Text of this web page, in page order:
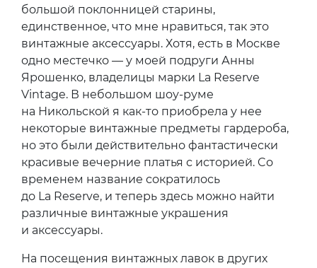
большой поклонницей старины,
единственное, что мне нравиться, так это
винтажные аксессуары. Хотя, есть в Москве
одно местечко — у моей подруги Анны
Ярошенко, владелицы марки La Reserve
Vintage. В небольшом шоу-руме
на Никольской я как-то приобрела у нее
некоторые винтажные предметы гардероба,
но это были действительно фантастически
красивые вечерние платья с историей. Cо
временем название сократилось
до La Reserve, и теперь здесь можно найти
различные винтажные украшения
и аксессуары.
На посещения винтажных лавок в других